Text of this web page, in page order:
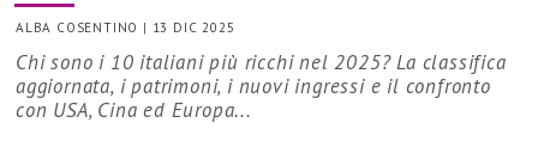
ALBA COSENTINO | 13 DIC 2025
Chi sono i 10 italiani più ricchi nel 2025? La classifica
aggiornata, i patrimoni, i nuovi ingressi e il confronto
con USA, Cina ed Europa...